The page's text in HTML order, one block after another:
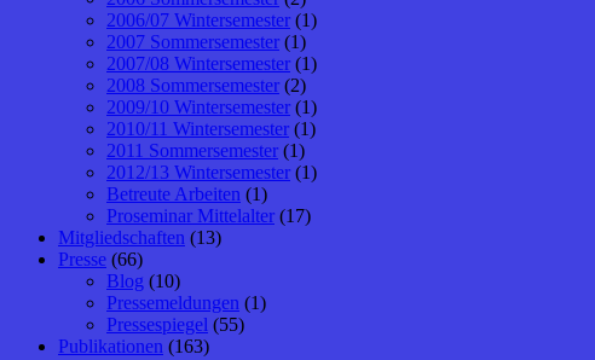
2006/07 Wintersemester (1)
2007 Sommersemester (1)
2007/08 Wintersemester (1)
2008 Sommersemester (2)
2009/10 Wintersemester (1)
2010/11 Wintersemester (1)
2011 Sommersemester (1)
2012/13 Wintersemester (1)
Betreute Arbeiten (1)
Proseminar Mittelalter (17)
Mitgliedschaften (13)
Presse (66)
Blog (10)
Pressemeldungen (1)
Pressespiegel (55)
Publikationen (163)